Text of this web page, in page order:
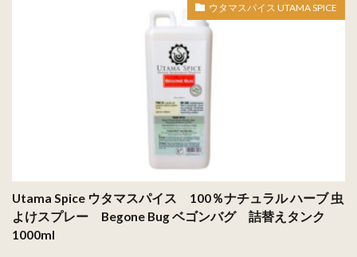
ウタマスパイス UTAMA SPICE
Utama Spice ウタマスパイス 100％ナチュラル ハーブ 虫
よけスプレー Begone Bug ベゴンバグ 詰替えタンク
1000ml